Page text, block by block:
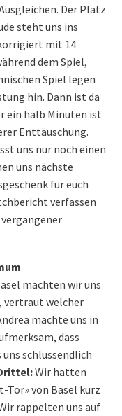
Der Platz
steht uns ins
mit 14
dem Spiel,
Spiel legen
hin. Dann ist da
ein halb Minuten ist
Enttäuschung.
uns nur noch einen
uns nächste
für euch
verfassen
machten wir uns
vertraut welcher
machte uns in
dass
schlussendlich
Wir hatten
Tor» von Basel kurz
rappelten uns auf